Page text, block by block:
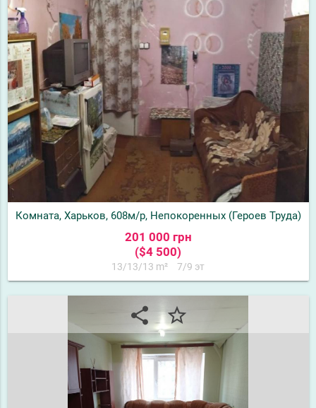
Комната, Харьков, 608м/р, Непокоренных (Героев Труда)
201 000 грн
($4 500)
13/13/13 m² 7/9 эт
share star_border